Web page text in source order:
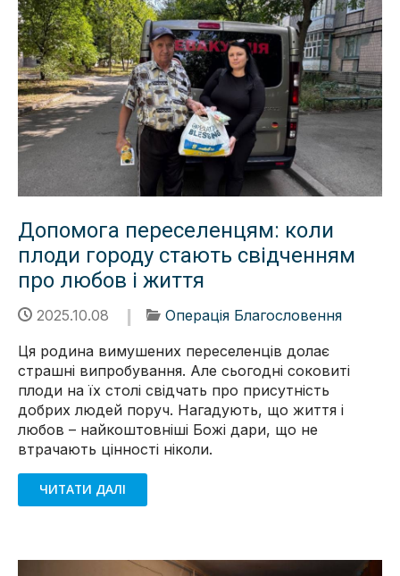
Допомога переселенцям: коли
плоди городу стають свідченням
про любов і життя
2025.10.08
Операція Благословення
Ця родина вимушених переселенців долає
страшні випробування. Але сьогодні соковиті
плоди на їх столі свідчать про присутність
добрих людей поруч. Нагадують, що життя і
любов – найкоштовніші Божі дари, що не
втрачають цінності ніколи.
ЧИТАТИ ДАЛІ